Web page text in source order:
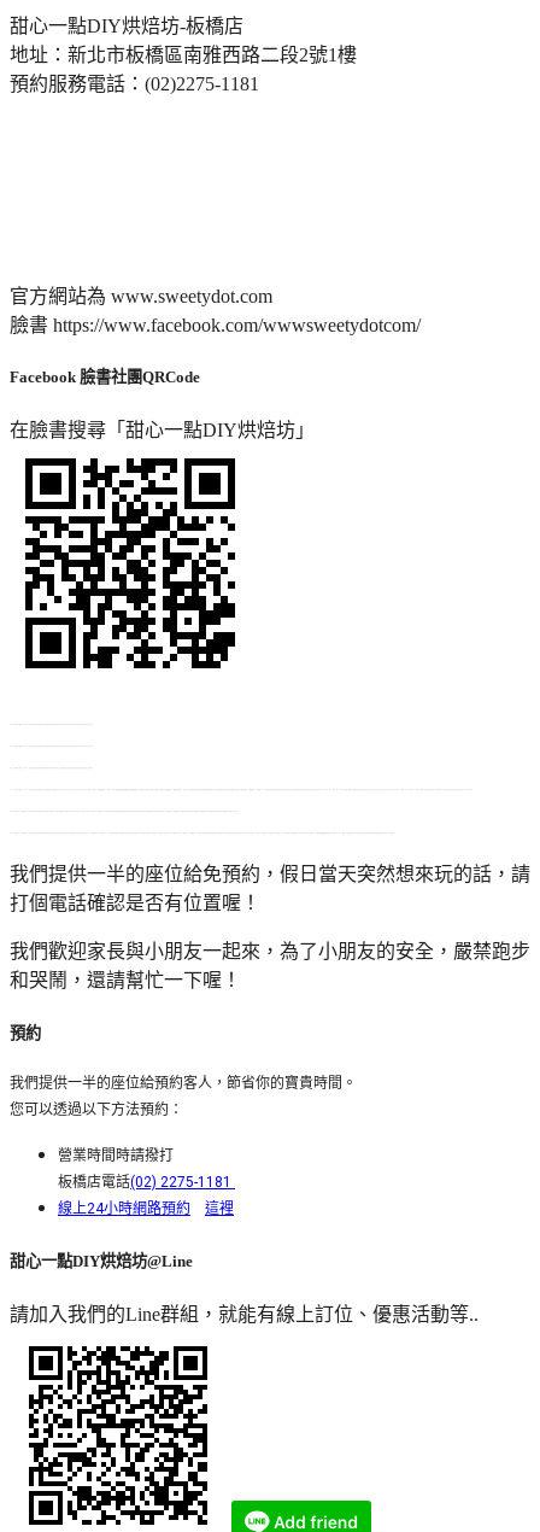
甜心一點DIY烘焙坊-板橋店
地址：新北市板橋區南雅西路二段2號1樓
預約服務電話：(02)2275-1181
官方網站為 www.sweetydot.com
臉書 https://www.facebook.com/wwwsweetydotcom/
Facebook 臉書社團QRCode
在臉書搜尋「甜心一點DIY烘焙坊」
我們提供一半的座位給免預約，假日當天突然想來玩的話，請
打個電話確認是否有位置喔！
我們歡迎家長與小朋友一起來，為了小朋友的安全，嚴禁跑步
和哭鬧，還請幫忙一下喔！
預約
我們提供一半的座位給預約客人，節省你的寶貴時間。
您可以透過以下方法預約：
營業時間時請撥打
板橋店電話(02) 2275-1181
線上24小時網路預約
這裡
甜心一點DIY烘焙坊@Line
請加入我們的Line群組，就能有線上訂位、優惠活動等..